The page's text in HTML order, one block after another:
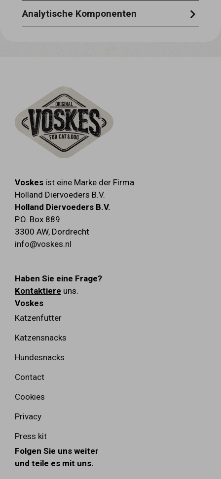
thunfisch 51 %, reis 1,5 %, pflanzliche
gelatine 0,75 %.
Analytische Komponenten
Voskes ist eine Marke der Firma
Holland Diervoeders B.V.
Holland Diervoeders B.V.
P.O. Box 889
3300 AW, Dordrecht
info@voskes.nl
Haben Sie eine Frage?
Kontaktiere uns.
Voskes
Katzenfutter
Katzensnacks
Hundesnacks
Contact
Cookies
Privacy
Press kit
Folgen Sie uns weiter
und teile es mit uns.